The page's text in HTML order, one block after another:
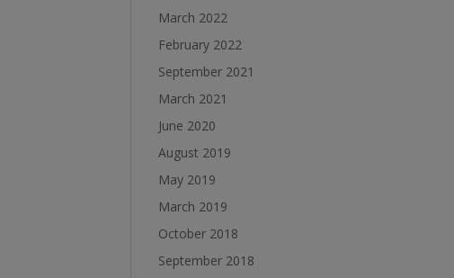
March 2022
February 2022
September 2021
March 2021
June 2020
August 2019
May 2019
March 2019
October 2018
September 2018